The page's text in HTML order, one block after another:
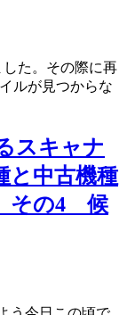
した。その際に再
ルが見つからな
スキャナ
と中古機種
その4 候